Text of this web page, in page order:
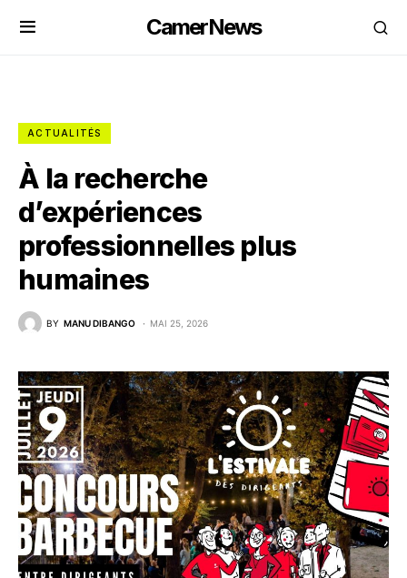
CamerNews
ACTUALITÉS
À la recherche
d’expériences
professionnelles plus
humaines
BY MANU DIBANGO MAI 25, 2026